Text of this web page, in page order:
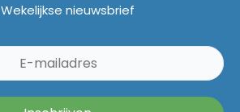
Wekelijkse nieuwsbrief